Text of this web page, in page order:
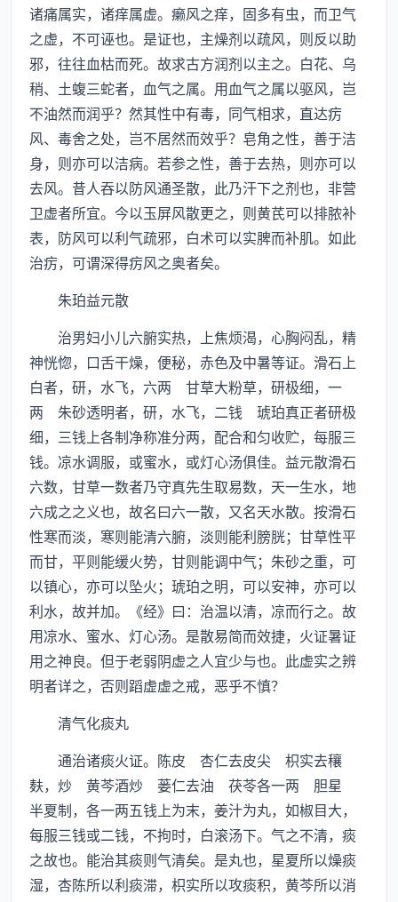
诸痛属实，诸痒属虚。癞风之痒，固多有虫，而卫气
之虚，不可诬也。是证也，主燥剂以疏风，则反以助
邪，往往血枯而死。故求古方润剂以主之。白花、乌
稍、土蝮三蛇者，血气之属。用血气之属以驱风，岂
不油然而润乎？然其性中有毒，同气相求，直达疠
风、毒舍之处，岂不居然而效乎？皂角之性，善于洁
身，则亦可以洁病。若参之性，善于去热，则亦可以
去风。昔人吞以防风通圣散，此乃汗下之剂也，非营
卫虚者所宜。今以玉屏风散更之，则黄芪可以排脓补
表，防风可以利气疏邪，白术可以实脾而补肌。如此
治疠，可谓深得疠风之奥者矣。
朱珀益元散
治男妇小儿六腑实热，上焦烦渴，心胸闷乱，精
神恍惚，口舌干燥，便秘，赤色及中暑等证。滑石上
白者，研，水飞，六两 甘草大粉草，研极细，一
两 朱砂透明者，研，水飞，二钱 琥珀真正者研极
细，三钱上各制净称准分两，配合和匀收贮，每服三
钱。凉水调服，或蜜水，或灯心汤俱佳。益元散滑石
六数，甘草一数者乃守真先生取易数，天一生水，地
六成之之义也，故名曰六一散，又名天水散。按滑石
性寒而淡，寒则能清六腑，淡则能利膀胱；甘草性平
而甘，平则能缓火势，甘则能调中气；朱砂之重，可
以镇心，亦可以坠火；琥珀之明，可以安神，亦可以
利水，故并加。《经》曰：治温以清，凉而行之。故
用凉水、蜜水、灯心汤。是散易简而效捷，火证暑证
用之神良。但于老弱阴虚之人宜少与也。此虚实之辨
明者详之，否则蹈虚虚之戒，恶乎不慎？
清气化痰丸
通治诸痰火证。陈皮 杏仁去皮尖 枳实去穰
麸，炒 黄芩酒炒 蒌仁去油 茯苓各一两 胆星
半夏制，各一两五钱上为末，姜汁为丸，如椒目大，
每服三钱或二钱，不拘时，白滚汤下。气之不清，痰
之故也。能治其痰则气清矣。是丸也，星夏所以燥痰
湿，杏陈所以利痰滞，枳实所以攻痰积，黄芩所以消